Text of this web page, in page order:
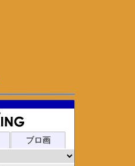
ブロ画